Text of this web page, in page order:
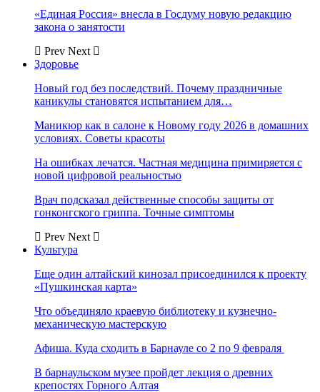
«Единая Россия» внесла в Госдуму новую редакцию
закона о занятости
Prev Next
Здоровье
Новый год без последствий. Почему праздничные
каникулы становятся испытанием для…
Маникюр как в салоне к Новому году 2026 в домашних
условиях. Советы красоты
На ошибках лечатся. Частная медицина примиряется с
новой цифровой реальностью
Врач подсказал действенные способы защиты от
гонконгского гриппа. Точные симптомы
Prev Next
Культура
Еще один алтайский кинозал присоединился к проекту
«Пушкинская карта»
Что объединяло краевую библиотеку и кузнечно-
механическую мастерскую
Афиша. Куда сходить в Барнауле со 2 по 9 февраля
В барнаульском музее пройдет лекция о древних
крепостях Горного Алтая